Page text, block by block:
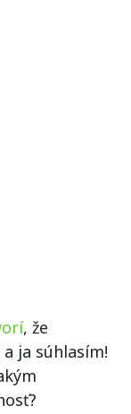
, že
ja súhlasím!